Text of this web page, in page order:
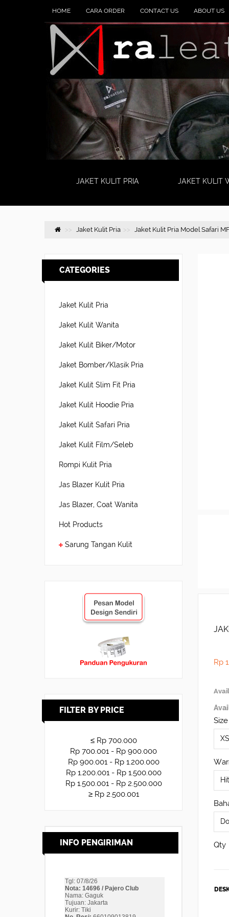
HOME CARA ORDER CONTACT US ABOUT US
JAKET KULIT PRIA JAKET KULIT
Jaket Kulit Pria Jaket Kulit Pria Model Safari
CATEGORIES
Jaket Kulit Pria
Jaket Kulit Wanita
Jaket Kulit Biker/Motor
Jaket Bomber/Klasik Pria
Jaket Kulit Slim Fit Pria
Jaket Kulit Hoodie Pria
Jaket Kulit Safari Pria
Jaket Kulit Film/Seleb
Rompi Kulit Pria
Jas Blazer Kulit Pria
Jas Blazer, Coat Wanita
Hot Products
Sarung Tangan Kulit
FILTER BY PRICE
≤ Rp 700.000
Rp 700.001 - Rp 900.000
Rp 900.001 - Rp 1.200.000
Rp 1.200.001 - Rp 1.500.000
Rp 1.500.001 - Rp 2.500.000
≥ Rp 2.500.001
INFO PENGIRIMAN
Rp
Size
Qty